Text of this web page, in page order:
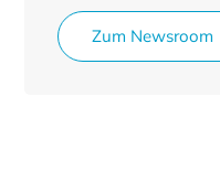
Zum Newsroom